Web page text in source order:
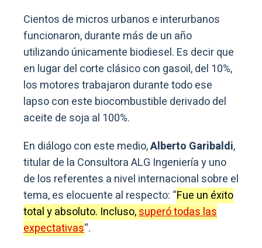
Cientos de micros urbanos e interurbanos
funcionaron, durante más de un año
utilizando únicamente biodiesel. Es decir que
en lugar del corte clásico con gasoil, del 10%,
los motores trabajaron durante todo ese
lapso con este biocombustible derivado del
aceite de soja al 100%.
En diálogo con este medio,Alberto Garibaldi,
titular de la Consultora ALG Ingeniería y uno
de los referentes a nivel internacional sobre el
tema, es elocuente al respecto: “Fue un éxito
total y absoluto. Incluso,superó todas las
expectativas“.